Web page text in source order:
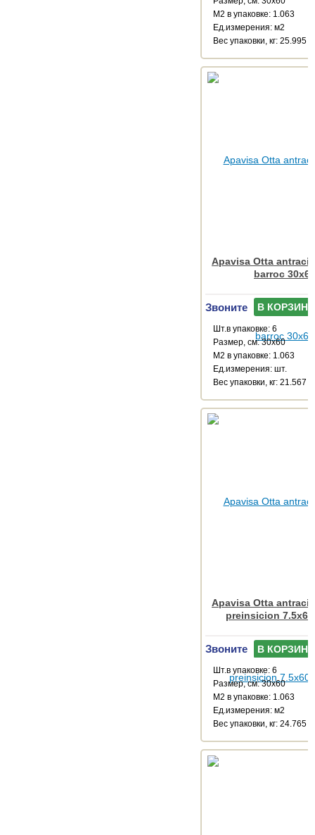
М2 в упаковке: 1.063
Ед.измерения: м2
Веc упаковки, кг: 25.995
Apavisa Otta
barroc 30x60
Звоните В КОРЗИНУ
Шт.в упаковке: 6
Размер, см: 30x60
М2 в упаковке: 1.063
Ед.измерения: шт.
Веc упаковки, кг: 21.567
Apavisa Otta
preinsicion 7.5x60
Звоните В КОРЗИНУ
Шт.в упаковке: 6
Размер, см: 30x60
М2 в упаковке: 1.063
Ед.измерения: м2
Веc упаковки, кг: 24.765